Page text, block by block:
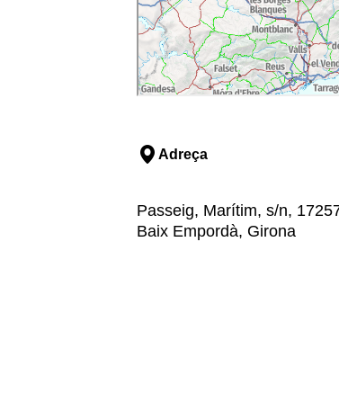
Adreça
Passeig, Marítim, s/n,
Baix Empordà, Girona